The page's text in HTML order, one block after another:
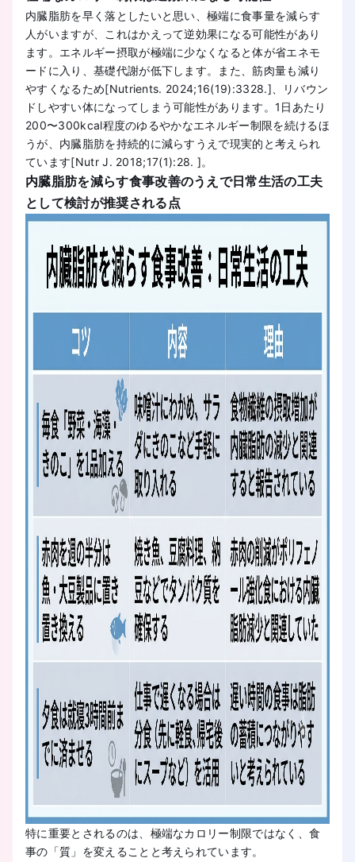
内臓脂肪を早く落としたいと思い、極端に食事量を減らす
人がいますが、これはかえって逆効果になる可能性があり
ます。エネルギー摂取が極端に少なくなると体が省エネモ
ードに入り、基礎代謝が低下します。また、筋肉量も減り
やすくなるため[Nutrients. 2024;16(19):3328.]、リバウン
ドしやすい体になってしまう可能性があります。1日あたり
200〜300kcal程度のゆるやかなエネルギー制限を続けるほ
うが、内臓脂肪を持続的に減らすうえで現実的と考えられ
ています[Nutr J. 2018;17(1):28. ]。
内臓脂肪を減らす食事改善のうえで日常生活の工夫
として検討が推奨される点
特に重要とされるのは、極端なカロリー制限ではなく、食
事の「質」を変えることと考えられています。